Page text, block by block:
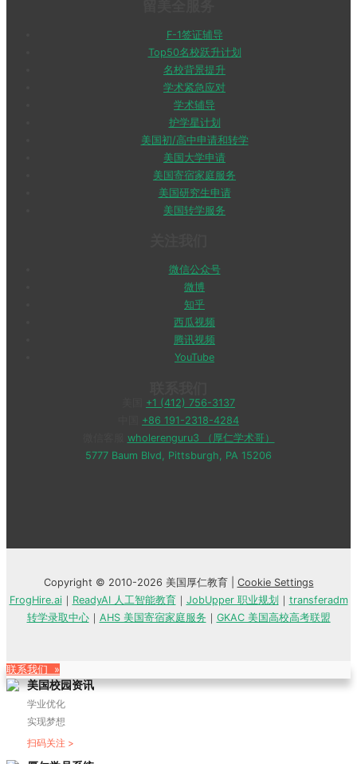
F-1签证辅导
Top50名校跃升计划
名校背景提升
学术紧急应对
学术辅导
护学星计划
美国初/高中申请和转学
美国大学申请
美国寄宿家庭服务
美国研究生申请
美国转学服务
微信公众号
微博
知乎
西瓜视频
腾讯视频
YouTube
+1 (412) 756-3137
+86 191-2318-4284
wholerenguru3 （厚仁学术哥）
5777 Baum Blvd, Pittsburgh, PA 15206
Copyright © 2010-2026 美国厚仁教育 | Cookie Settings
FrogHire.ai｜ ReadyAI 人工智能教育｜ JobUpper 职业规划 ｜ transferadm
转学录取中心｜ AHS 美国寄宿家庭服务 ｜ GKAC 美国高校高考联盟
联系我们 »
美国校园资讯
学业优化
实现梦想
扫码关注 >